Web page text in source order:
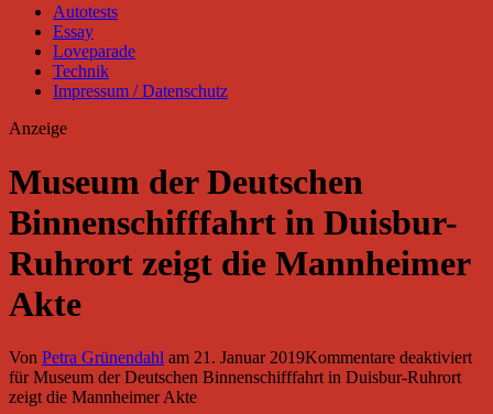
Autotests
Essay
Loveparade
Technik
Impressum / Datenschutz
Anzeige
Museum der Deutschen
Binnenschifffahrt in Duisbur-
Ruhrort zeigt die Mannheimer
Akte
Von Petra Grünendahl am 21. Januar 2019Kommentare deaktiviert
für Museum der Deutschen Binnenschifffahrt in Duisbur-Ruhrort
zeigt die Mannheimer Akte